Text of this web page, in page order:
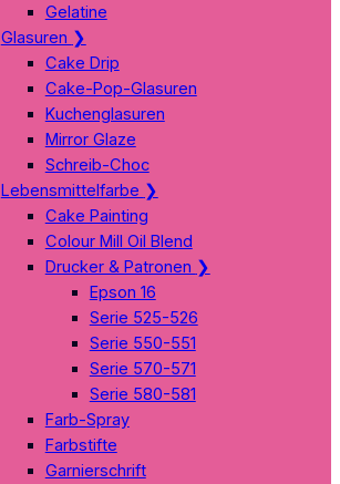
Gelatine
Glasuren ❯
Cake Drip
Cake-Pop-Glasuren
Kuchenglasuren
Mirror Glaze
Schreib-Choc
Lebensmittelfarbe ❯
Cake Painting
Colour Mill Oil Blend
Drucker & Patronen ❯
Epson 16
Serie 525-526
Serie 550-551
Serie 570-571
Serie 580-581
Farb-Spray
Farbstifte
Garnierschrift